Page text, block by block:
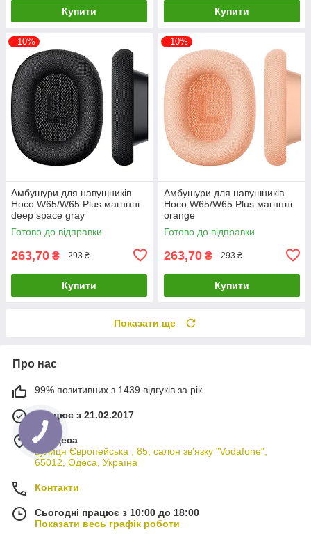
Купити Купити
–10%
Амбушури для навушників
Hoco W65/W65 Plus магнітні
deep space gray
Готово до відправки
263,70 ₴ 293 ₴
Купити
–10%
Амбушури для навушників
Hoco W65/W65 Plus магнітні
orange
Готово до відправки
263,70 ₴ 293 ₴
Купити
Показати ще
Про нас
99% позитивних з 1439 відгуків за рік
Працює з 21.02.2017
м. Одеса
вулиця Європейська , 85, салон зв'язку "Vodafone",
65012, Одеса, Україна
Контакти
Сьогодні працює з 10:00 до 18:00
Показати весь графік роботи